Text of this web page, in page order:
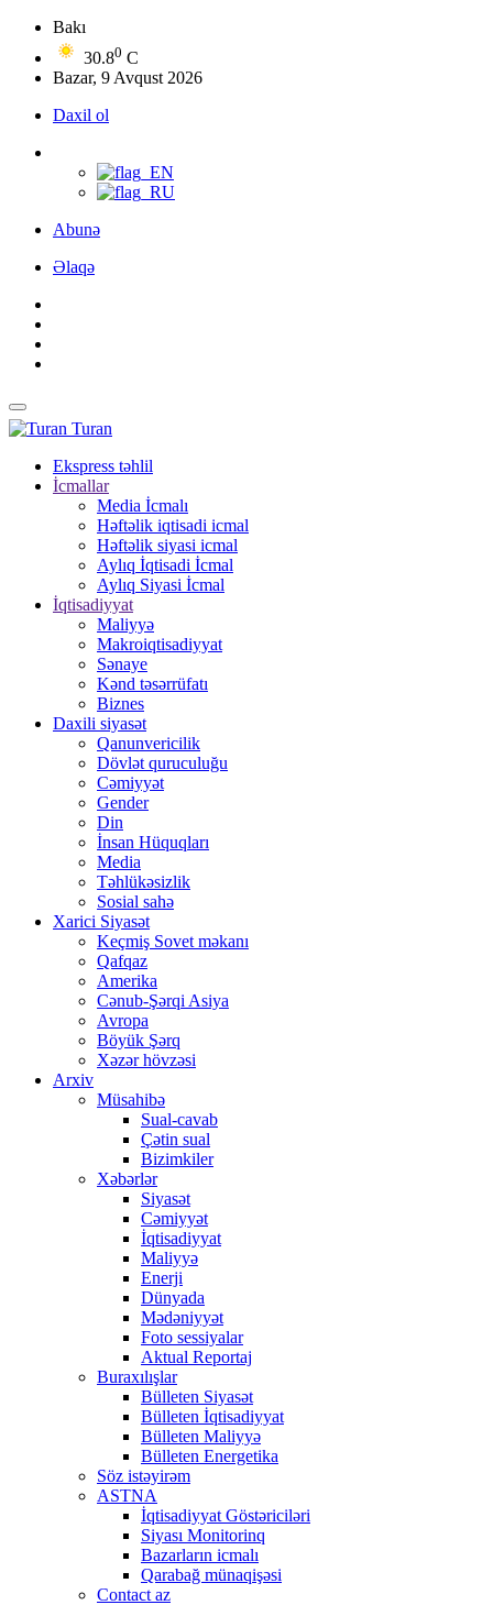
Bakı
30.80 C
Bazar, 9 Avqust 2026
Daxil ol
Abunə
Əlaqə
Turan
Ekspress təhlil
İcmallar
Media İcmalı
Həftəlik iqtisadi icmal
Həftəlik siyasi icmal
Aylıq İqtisadi İcmal
Aylıq Siyasi İcmal
İqtisadiyyat
Maliyyə
Makroiqtisadiyyat
Sənaye
Kənd təsərrüfatı
Biznes
Daxili siyasət
Qanunvericilik
Dövlət quruculuğu
Cəmiyyət
Gender
Din
İnsan Hüquqları
Media
Təhlükəsizlik
Sosial sahə
Xarici Siyasət
Keçmiş Sovet məkanı
Qafqaz
Amerika
Cənub-Şərqi Asiya
Avropa
Böyük Şərq
Xəzər hövzəsi
Arxiv
Müsahibə
Sual-cavab
Çətin sual
Bizimkiler
Xəbərlər
Siyasət
Cəmiyyət
İqtisadiyyat
Maliyyə
Enerji
Dünyada
Mədəniyyət
Foto sessiyalar
Aktual Reportaj
Buraxılışlar
Bülleten Siyasət
Bülleten İqtisadiyyat
Bülleten Maliyyə
Bülleten Energetika
Söz istəyirəm
ASTNA
İqtisadiyyat Göstəriciləri
Siyası Monitorinq
Bazarların icmalı
Qarabağ münaqişəsi
Contact az